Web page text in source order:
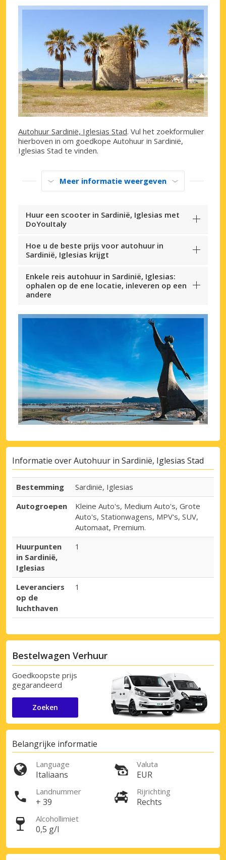
Autohuur Sardinië, Iglesias Stad. Vul het zoekformulier
hierboven in om goedkope Autohuur in Sardinië,
Iglesias Stad te vinden.
Meer informatie weergeven
Huur een scooter in Sardinië, Iglesias met
DoYouItaly
Hoe u de beste prijs voor autohuur in
Sardinië, Iglesias krijgt
Enkele reis autohuur in Sardinië, Iglesias:
ophalen op de ene locatie, inleveren op een
andere
Informatie over Autohuur in Sardinië, Iglesias Stad
Bestemming
Sardinië, Iglesias
Autogroepen
Kleine Auto's, Medium Auto's, Grote
Auto's, Stationwagens, MPV's, SUV,
Automaat, Premium.
Huurpunten
in Sardinië,
Iglesias
1
Leveranciers
op de
luchthaven
1
Bestelwagen Verhuur
Goedkoopste prijs
gegarandeerd
Zoeken
Belangrijke informatie
Language
Italiaans
Valuta
EUR
Landnummer
+ 39
Rijrichting
Rechts
Alcohollimiet
0,5 g/l